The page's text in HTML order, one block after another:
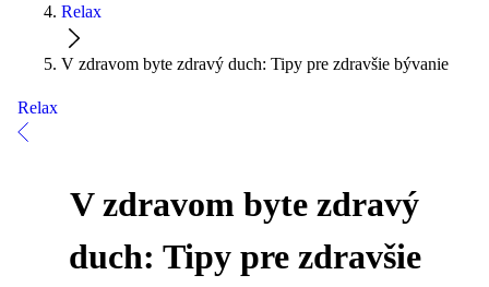
Relax
V zdravom byte zdravý duch: Tipy pre zdravšie bývanie
Relax
V zdravom byte zdravý
duch: Tipy pre zdravšie